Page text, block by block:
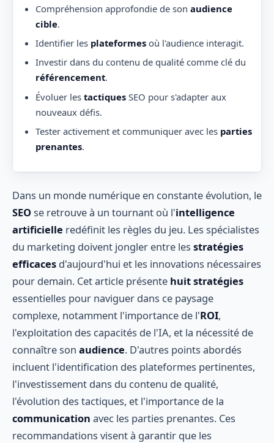
Compréhension approfondie de son audience
cible.
Identifier les plateformesoù l'audience interagit.
Investir dans du contenu de qualité comme clé du
référencement.
Évoluer les tactiquesSEO pour s'adapter aux
nouveaux défis.
Tester activement et communiquer avec les parties
prenantes.
Dans un monde numérique en constante évolution, le
SEOse retrouve à un tournant où l'intelligence
artificielle redéfinit les règles du jeu. Les spécialistes
du marketing doivent jongler entre les stratégies
efficaces d'aujourd'hui et les innovations nécessaires
pour demain. Cet article présente huit stratégies
essentielles pour naviguer dans ce paysage
complexe, notamment l'importance de l'ROI,
l'exploitation des capacités de l'IA, et la nécessité de
connaître son audience. D'autres points abordés
incluent l'identification des plateformes pertinentes,
l'investissement dans du contenu de qualité,
l'évolution des tactiques, et l'importance de la
communication avec les parties prenantes. Ces
recommandations visent à garantir que les